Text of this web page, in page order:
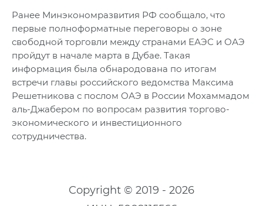
Ранее Минэкономразвития РФ сообщало, что
первые полноформатные переговоры о зоне
свободной торговли между странами ЕАЭС и ОАЭ
пройдут в начале марта в Дубае. Такая
информация была обнародована по итогам
встречи главы российского ведомства Максима
Решетникова с послом ОАЭ в России Мохаммадом
аль-Джабером по вопросам развития торгово-
экономического и инвестиционного
сотрудничества.
Copyright © 2019 - 2026